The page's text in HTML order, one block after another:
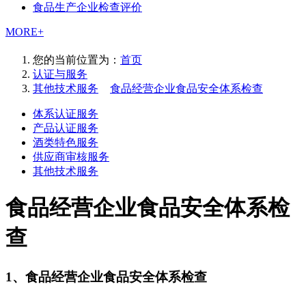
食品生产企业检查评价
MORE+
您的当前位置为： 首页
认证与服务
其他技术服务
食品经营企业食品安全体系检查
体系认证服务
产品认证服务
酒类特色服务
供应商审核服务
其他技术服务
食品经营企业食品安全体系检
查
1、食品经营企业食品安全体系检查